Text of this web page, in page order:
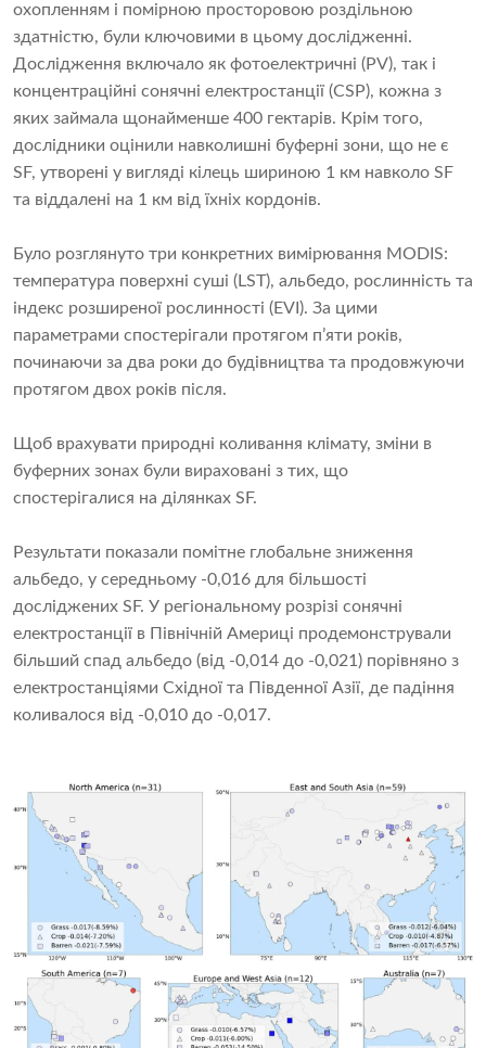
охопленням і помірною просторовою роздільною
здатністю, були ключовими в цьому дослідженні.
Дослідження включало як фотоелектричні (PV), так і
концентраційні сонячні електростанції (CSP), кожна з
яких займала щонайменше 400 гектарів. Крім того,
дослідники оцінили навколишні буферні зони, що не є
SF, утворені у вигляді кілець шириною 1 км навколо SF
та віддалені на 1 км від їхніх кордонів.
Було розглянуто три конкретних вимірювання MODIS:
температура поверхні суші (LST), альбедо, рослинність та
індекс розширеної рослинності (EVI). За цими
параметрами спостерігали протягом п’яти років,
починаючи за два роки до будівництва та продовжуючи
протягом двох років після.
Щоб врахувати природні коливання клімату, зміни в
буферних зонах були вираховані з тих, що
спостерігалися на ділянках SF.
Результати показали помітне глобальне зниження
альбедо, у середньому -0,016 для більшості
досліджених SF. У регіональному розрізі сонячні
електростанції в Північній Америці продемонстрували
більший спад альбедо (від -0,014 до -0,021) порівняно з
електростанціями Східної та Південної Азії, де падіння
коливалося від -0,010 до -0,017.